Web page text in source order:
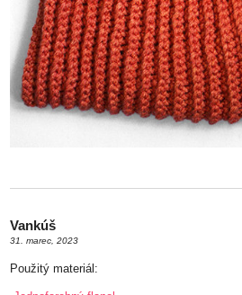
Vankúš
31. marec, 2023
Použitý materiál: